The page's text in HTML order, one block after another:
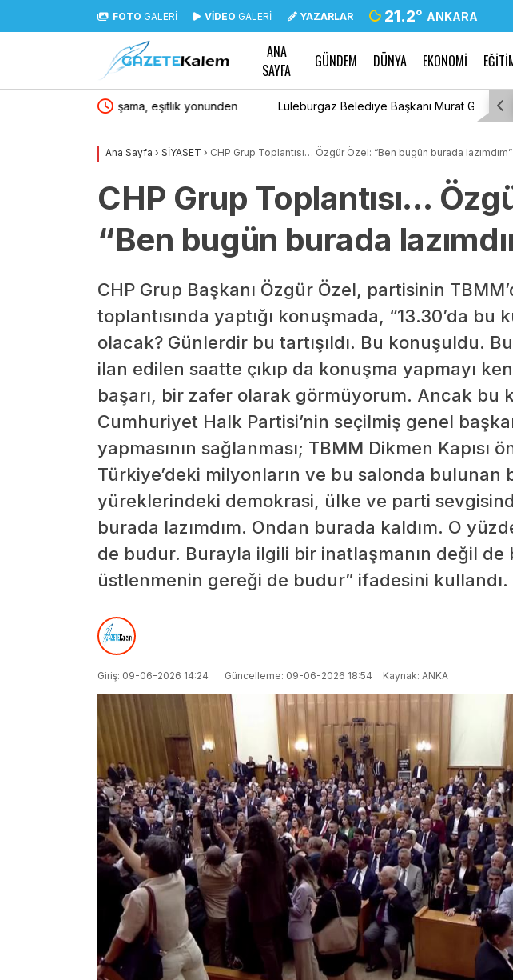
FOTO GALERİ VİDEO GALERİ YAZARLAR 21.2° ANKARA
ANA
SAYFA
GÜNDEM DÜNYA EKONOMİ
Lüleburgaz Belediye Başkanı Murat Gerenli CHP’den istifa etti
Ana Sayfa › SİYASET › CHP Grup Toplantısı… Özgür Özel: “Ben bugün burada lazımdım”
CHP Grup Toplantısı…
“Ben bugün burada
CHP Grup Başkanı Özgür Özel, partisinin
toplantısında yaptığı konuşmada, “13.30’da bu
olacak? Günlerdir bu tartışıldı. Bu konuşuldu.
ilan edilen saatte çıkıp da konuşma yapmayı
başarı, bir zafer olarak görmüyorum. Ancak bu
Cumhuriyet Halk Partisi’nin seçilmiş genel
yapmasının sağlanması; TBMM Dikmen Kapısı
Türkiye’deki milyonların ve bu salonda bulunan
yüreklerindeki demokrasi, ülke ve parti
burada lazımdım. Ondan burada kaldım. O
de budur. Burayla ilgili bir inatlaşmanın değil de
üstlenmenin gereği de budur” ifadesini kullandı.
Giriş: 09-06-2026 14:24 Güncelleme: 09-06-2026 18:54 Kaynak: ANKA